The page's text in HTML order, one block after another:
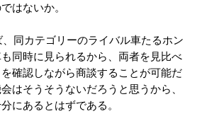
はないか。
同カテゴリーのライバル車たるホン
同時に見られるから、両者を見比べ
を確認しながら商談することが可能だ
はそうそうないだろうと思うから、
にあるとはずである。